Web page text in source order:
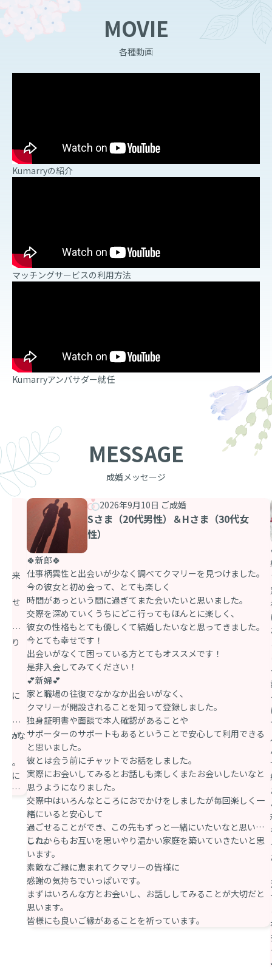
MOVIE
各種動画
Kumarryの紹介
マッチングサービスの利用方法
Kumarryアンバサダー就任
MESSAGE
成婚メッセージ
出来
ごせ
まし
り
々に
イル
とが
いな
。
んに
がと
2026年9月10日 ご成婚
Sさま（20代男性）＆Hさま（30代女
性）
🍀新郎🍀
仕事柄異性と出会いが少なく調べてクマリーを見つけました。
今の彼女と初め会って、とても楽しく
時間があっという間に過ぎてまた会いたいと思いました。
交際を深めていくうちにどこ行ってもほんとに楽しく、
彼女の性格もとても優しくて結婚したいなと思ってきました。
今とても幸せです！
出会いがなくて困っている方とてもオススメです！
是非入会してみてください！
💕新婦💕
家と職場の往復でなかなか出会いがなく、
クマリーが開設されることを知って登録しました。
独身証明書や面談で本人確認があることや
サポーターのサポートもあるということで安心して利用できる
と思いました。
彼とは会う前にチャットでお話をしました。
実際にお会いしてみるとお話しも楽しくまたお会いしたいなと
思うようになりました。
交際中はいろんなところにおでかけをしましたが毎回楽しく一
緒にいると安心して
過ごせることができ、この先もずっと一緒にいたいなと思いま
した。
これからもお互いを思いやり温かい家庭を築いていきたいと思
います。
素敵なご縁に恵まれてクマリーの皆様に
感謝の気持ちでいっぱいです。
まずはいろんな方とお会いし、お話ししてみることが大切だと
思います。
皆様にも良いご縁があることを祈っています。